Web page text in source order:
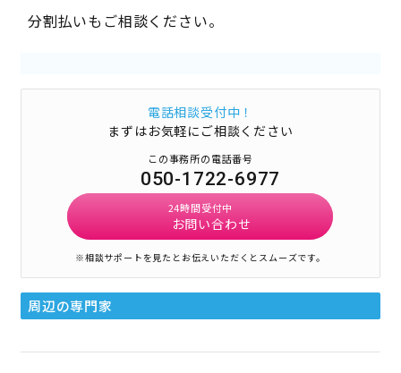
分割払いもご相談ください。
電話相談受付中！
まずはお気軽にご相談ください
この事務所の電話番号
050-1722-6977
24時間受付中
お問い合わせ
※相談サポートを見たとお伝えいただくとスムーズです。
周辺の専門家